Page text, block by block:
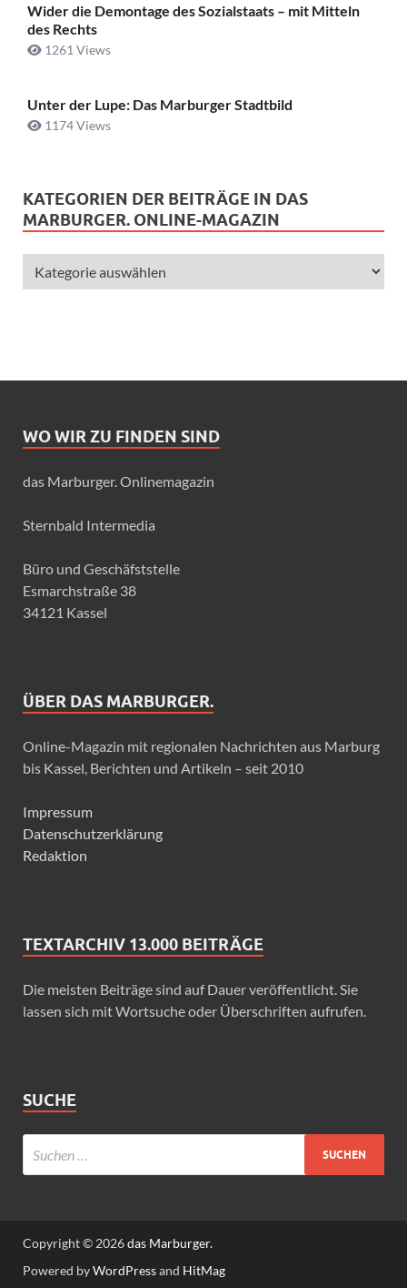
Wider die Demontage des Sozialstaats – mit Mitteln
des Rechts
1261 Views
Unter der Lupe: Das Marburger Stadtbild
1174 Views
KATEGORIEN DER BEITRÄGE IN DAS
MARBURGER. ONLINE-MAGAZIN
WO WIR ZU FINDEN SIND
das Marburger. Onlinemagazin
Sternbald Intermedia
Büro und Geschäfststelle
Esmarchstraße 38
34121 Kassel
ÜBER DAS MARBURGER.
Online-Magazin mit regionalen Nachrichten aus Marburg
bis Kassel, Berichten und Artikeln – seit 2010
Impressum
Datenschutzerklärung
Redaktion
TEXTARCHIV 13.000 BEITRÄGE
Die meisten Beiträge sind auf Dauer veröffentlicht. Sie
lassen sich mit Wortsuche oder Überschriften aufrufen.
SUCHE
Copyright © 2026das Marburger.
Powered byWordPressand HitMag